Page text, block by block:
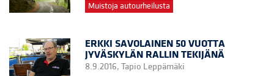
Muistoja autourheilusta
ERKKI SAVOLAINEN 50 VUOTTA
JYVÄSKYLÄN RALLIN TEKIJÄNÄ
8.9.2016, Tapio Leppämäki